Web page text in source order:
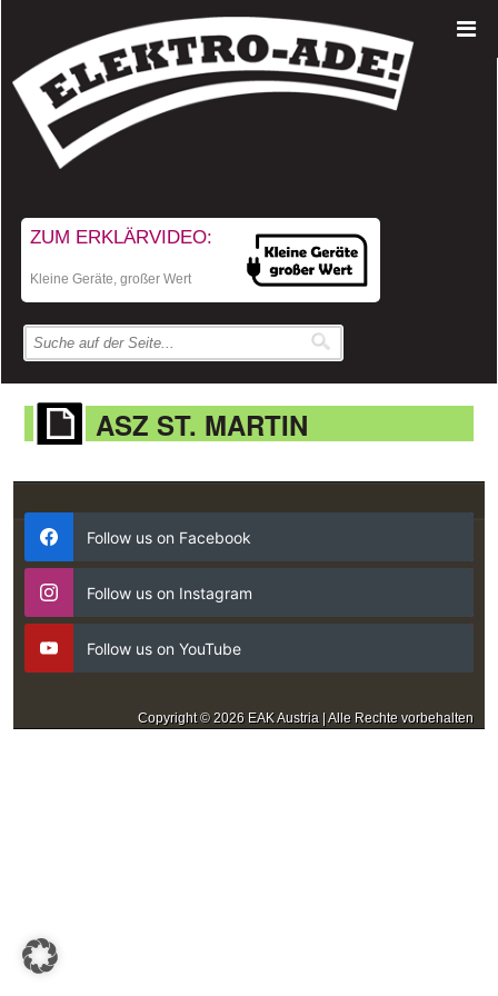
ZUM ERKLÄRVIDEO:
Kleine Geräte, großer Wert
ASZ ST. MARTIN
Follow us on Facebook
Follow us on Instagram
Follow us on YouTube
Copyright © 2026 EAK Austria | Alle Rechte vorbehalten